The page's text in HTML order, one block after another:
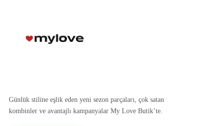
Günlük stiline eşlik eden yeni sezon parçaları, çok satan
kombinler ve avantajlı kampanyalar My Love Butik’te.